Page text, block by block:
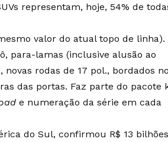
representam, hoje, 54% de
valor do atual topo de linha).
para-lamas (inclusive alusão ao
rodas de 17 pol., bordados
das portas. Faz parte do pacote
e numeração da série em cada
do Sul, confirmou R$ 13 bilhões